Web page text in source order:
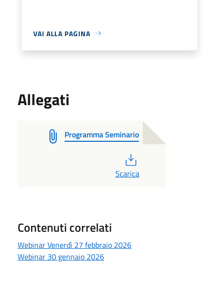
VAI ALLA PAGINA
Allegati
Programma Seminario
Scarica
Contenuti correlati
Webinar Venerdì 27 febbraio 2026
Webinar 30 gennaio 2026